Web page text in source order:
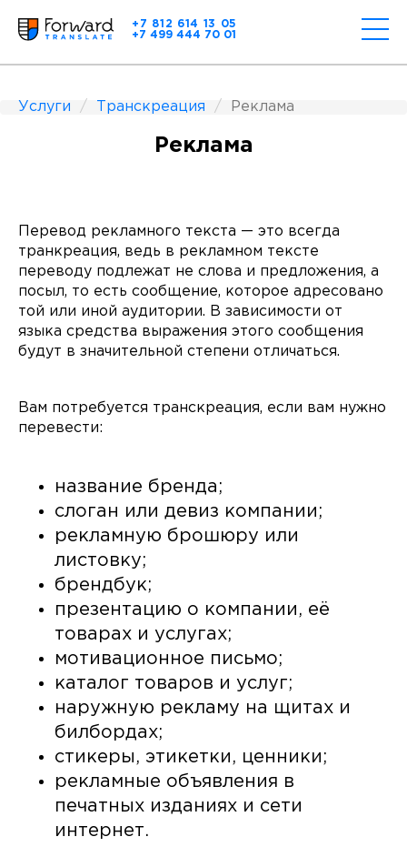
+7 812 614 13 05
+7 499 444 70 01
Услуги Транскреация Реклама
Реклама
Перевод рекламного текста — это всегда
транкреация, ведь в рекламном тексте
переводу подлежат не слова и предложения, а
посыл, то есть сообщение, которое адресовано
той или иной аудитории. В зависимости от
языка средства выражения этого сообщения
будут в значительной степени отличаться.
Вам потребуется транскреация, если вам нужно
перевести:
название бренда;
слоган или девиз компании;
рекламную брошюру или
листовку;
брендбук;
презентацию о компании, её
товарах и услугах;
мотивационное письмо;
каталог товаров и услуг;
наружную рекламу на щитах и
билбордах;
стикеры, этикетки, ценники;
рекламные объявления в
печатных изданиях и сети
интернет.